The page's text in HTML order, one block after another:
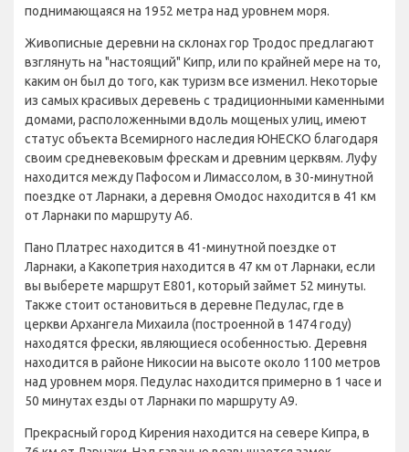
поднимающаяся на 1952 метра над уровнем моря.
Живописные деревни на склонах гор Тродос предлагают
взглянуть на "настоящий" Кипр, или по крайней мере на то,
каким он был до того, как туризм все изменил. Некоторые
из самых красивых деревень с традиционными каменными
домами, расположенными вдоль мощеных улиц, имеют
статус объекта Всемирного наследия ЮНЕСКО благодаря
своим средневековым фрескам и древним церквям. Луфу
находится между Пафосом и Лимассолом, в 30-минутной
поездке от Ларнаки, а деревня Омодос находится в 41 км
от Ларнаки по маршруту A6.
Пано Платрес находится в 41-минутной поездке от
Ларнаки, а Какопетрия находится в 47 км от Ларнаки, если
вы выберете маршрут E801, который займет 52 минуты.
Также стоит остановиться в деревне Педулас, где в
церкви Архангела Михаила (построенной в 1474 году)
находятся фрески, являющиеся особенностью. Деревня
находится в районе Никосии на высоте около 1100 метров
над уровнем моря. Педулас находится примерно в 1 часе и
50 минутах езды от Ларнаки по маршруту A9.
Прекрасный город Кирения находится на севере Кипра, в